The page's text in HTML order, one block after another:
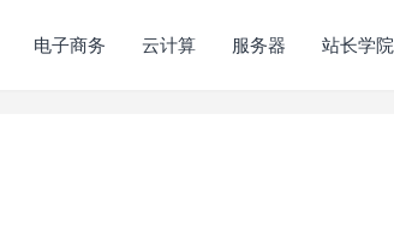
电子商务 云计算 服务器 站长学院